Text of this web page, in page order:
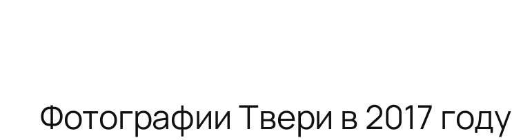
Фотографии Твери в 2017 году